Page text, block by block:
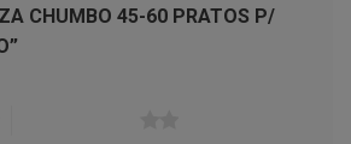
CHUMBO 45-60 PRATOS P/